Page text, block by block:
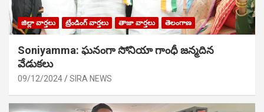
జిల్లా వార్తలు ట్రేండింగ్ వార్తలు తాజా వార్తలు తెలంగాణ
Soniyamma: ఘ‌నంగా సోనియా గాంధీ జ‌న్మ‌దిన
వేడుక‌లు
09/12/2024 SIRA NEWS